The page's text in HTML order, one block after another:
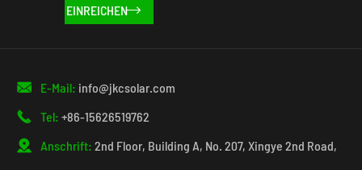

 E-Mail: info@jkcsolar.com
 Tel: +86-15626519762
 Anschrift: 2nd Floor, Building A, No. 207, Xingye 2nd Road,